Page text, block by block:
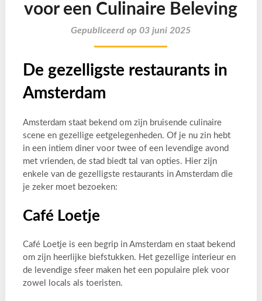
voor een Culinaire Beleving
Gepubliceerd op 03 juni 2025
De gezelligste restaurants in
Amsterdam
Amsterdam staat bekend om zijn bruisende culinaire
scene en gezellige eetgelegenheden. Of je nu zin hebt
in een intiem diner voor twee of een levendige avond
met vrienden, de stad biedt tal van opties. Hier zijn
enkele van de gezelligste restaurants in Amsterdam die
je zeker moet bezoeken:
Café Loetje
Café Loetje is een begrip in Amsterdam en staat bekend
om zijn heerlijke biefstukken. Het gezellige interieur en
de levendige sfeer maken het een populaire plek voor
zowel locals als toeristen.